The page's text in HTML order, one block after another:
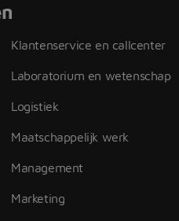
Klantenservice en callcenter
Laboratorium en wetenschap
Logistiek
Maatschappelijk werk
Management
Marketing